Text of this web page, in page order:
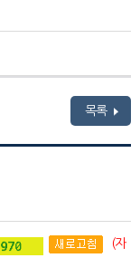
목록
(자